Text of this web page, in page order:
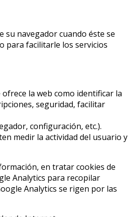
su navegador cuando éste se
para facilitarle los servicios
la web como identificar la
seguridad, facilitar
configuración, etc.).
medir la actividad del usuario y
en tratar cookies de
Analytics para recopilar
Analytics se rigen por las